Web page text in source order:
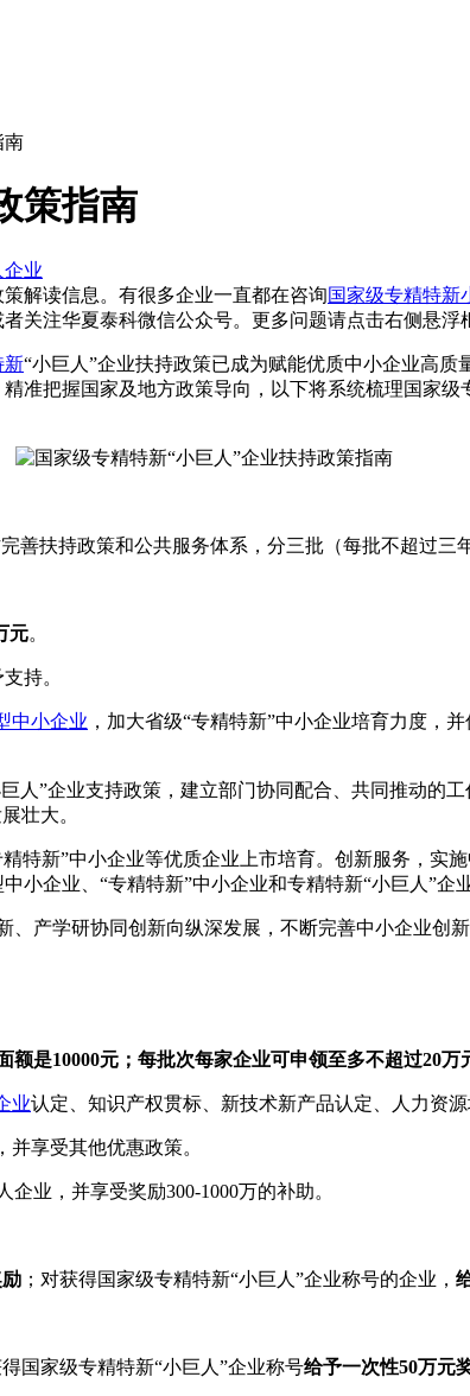
南
策指南
企业
解读信息。有很多企业一直都在咨询国家级专精特新
者关注华夏泰科微信公众号。更多问题请点击右侧悬浮
新“小巨人”企业扶持政策已成为赋能优质中小企业高
准把握国家及地方政策导向，以下将系统梳理国家
扶持政策和公共服务体系，分三批（每批不超过三
元。
持。
中小企业 ，加大省级“专精特新”中小企业培育力度，
”企业支持政策，建立部门协同配合、共同推动的
壮大。
新”中小企业等优质企业上市培育。创新服务，实
企业、“专精特新”中小企业和专精特新“小巨人”企
产学研协同创新向纵深发展，不断完善中小企业创新
是10000元；每批次每家企业可申领至多不超过20万
业认定、知识产权贯标、新技术新产品认定、人力资
享受其他优惠政策。
业，并享受奖励300-1000万的补助。
；对获得国家级专精特新“小巨人”企业称号的企业，
得国家级专精特新“小巨人”企业称号给予一次性50万元